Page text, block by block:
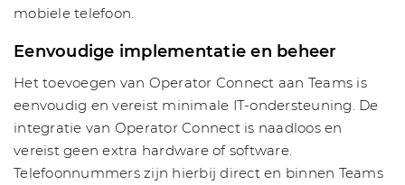
mobiele telefoon.
Eenvoudige implementatie en beheer
Het toevoegen van Operator Connect aan Teams is
eenvoudig en vereist minimale IT-ondersteuning. De
integratie van Operator Connect is naadloos en
vereist geen extra hardware of software.
Telefoonnummers zijn hierbij direct en binnen Teams